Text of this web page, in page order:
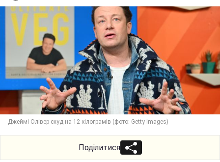
Джеймі Олівер схуд на 12 кілограмів (фото: Getty Images)
Поділитися